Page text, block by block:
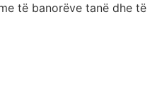
të banorëve tanë dhe të